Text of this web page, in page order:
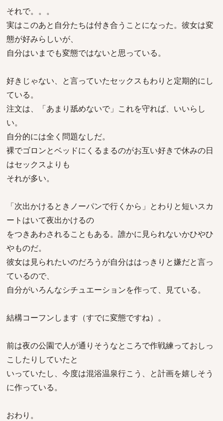
それで。。。
実はこのあと自分たちは付き合うことになった。彼女は変
態が好みらしいが、
自分はいまでも変態ではないと思っている。
好きじゃない、と言っていたセックスもわりと定期的にし
ている。
注文は、「あまり舐めないで」これを守れば、いいらし
い。
自分的には全く問題なしだ。
裸でゴロンとベッドにくるまるのがお互い好きで休みの日
はセックスよりも
それが多い。
「次出かけるときノーパンで行くから」とわりと短いスカ
ートはいて夜出かけるの
をつきあわされることもある。誰かに見られないかひやひ
やものだ。
彼女は見られたいのだろうが自分ははっきりと嫌だと言っ
ているので、
自分がいろんなシチュエーションを作って、見ている。
結構コーフンします（すでに変態ですね）。
前は夜の公園で人が通りそうなところで作戦練っておしっ
こしたりしていたと
いっていたし、今度は混浴温泉行こう、と計画を嬉しそう
に作っている。
おわり。